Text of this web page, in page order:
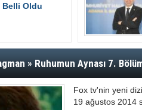
Hasan
Oluyor
2025
Asgari
Bayram
Bir işçi
AK Parti
Belli Oldu
» Ruhumun Aynası 7.
Fox tv'nin yeni
19 ağustos 2014